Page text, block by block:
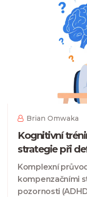
Brian Omwaka
Kognitivní
strategie při
Komplexní
kompenzačními
pozornosti